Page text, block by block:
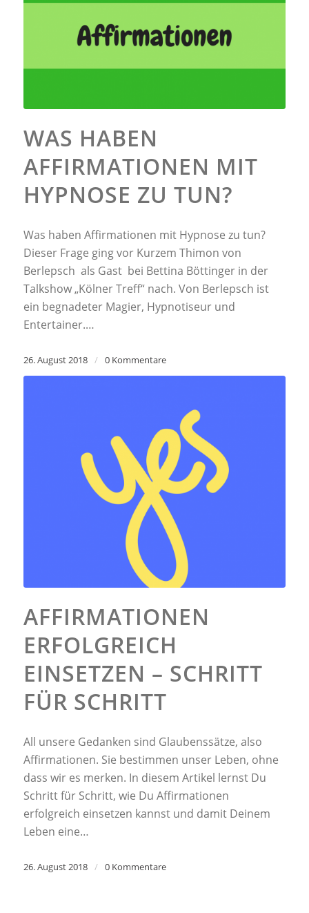
WAS HABEN
AFFIRMATIONEN MIT
HYPNOSE ZU TUN?
Was haben Affirmationen mit Hypnose zu tun?
Dieser Frage ging vor Kurzem Thimon von
Berlepsch als Gast bei Bettina Böttinger in der
Talkshow „Kölner Treff“ nach. Von Berlepsch ist
ein begnadeter Magier, Hypnotiseur und
Entertainer.…
26. August 2018 / 0 Kommentare
AFFIRMATIONEN
ERFOLGREICH
EINSETZEN – SCHRITT
FÜR SCHRITT
All unsere Gedanken sind Glaubenssätze, also
Affirmationen. Sie bestimmen unser Leben, ohne
dass wir es merken. In diesem Artikel lernst Du
Schritt für Schritt, wie Du Affirmationen
erfolgreich einsetzen kannst und damit Deinem
Leben eine…
26. August 2018 / 0 Kommentare